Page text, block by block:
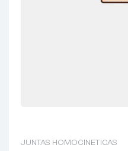
JUNTAS HOMOCINETICAS